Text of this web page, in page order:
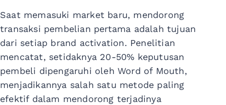
Saat memasuki market baru, mendorong
transaksi pembelian pertama adalah tujuan
dari setiap brand activation. Penelitian
mencatat, setidaknya 20-50% keputusan
pembeli dipengaruhi oleh Word of Mouth,
menjadikannya salah satu metode paling
efektif dalam mendorong terjadinya